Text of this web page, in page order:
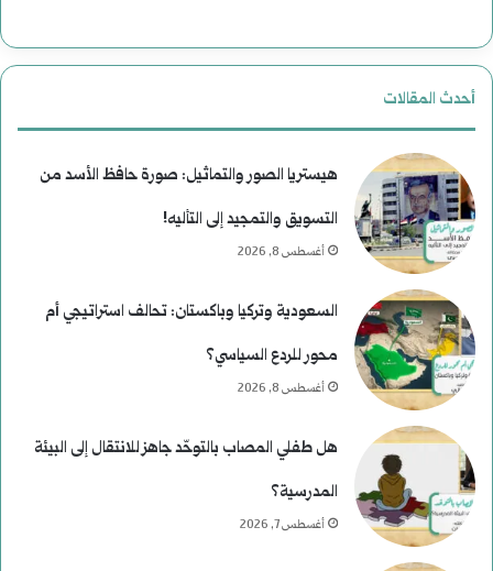
أحدث المقالات
هيستريا الصور والتماثيل: صورة حافظ الأسد من
التسويق والتمجيد إلى التأليه!
أغسطس 8, 2026
السعودية وتركيا وباكستان: تحالف استراتيجي أم
محور للردع السياسي؟
أغسطس 8, 2026
هل طفلي المصاب بالتوحّد جاهز للانتقال إلى البيئة
المدرسية؟
أغسطس 7, 2026